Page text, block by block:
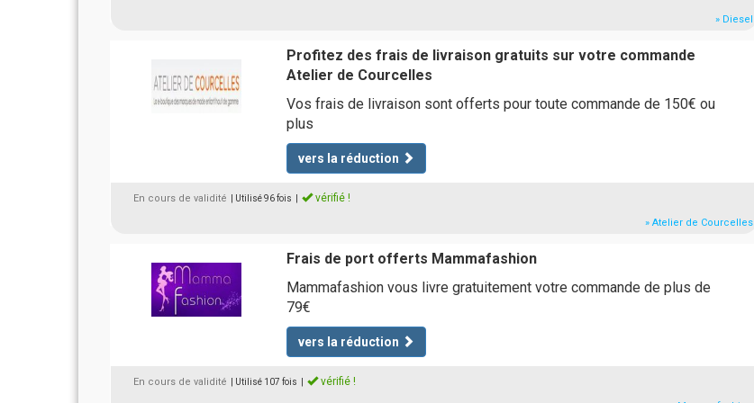
» Diesel
Profitez des frais de livraison gratuits sur votre commande
Atelier de Courcelles
Vos frais de livraison sont offerts pour toute commande de 150€ ou
plus
vers la réduction
En cours de validité | Utilisé 96 fois vérifié !
» Atelier de Courcelles
Frais de port offerts Mammafashion
Mammafashion vous livre gratuitement votre commande de plus de
79€
vers la réduction
En cours de validité | Utilisé 107 fois vérifié !